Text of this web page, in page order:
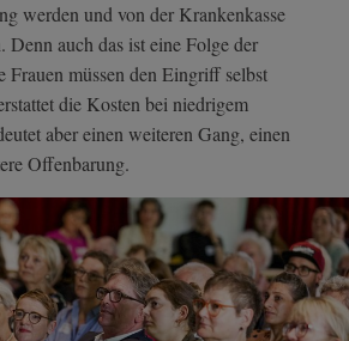
werden und von der Krankenkasse
Denn auch das ist eine Folge der
müssen den Eingriff selbst
die Kosten bei niedrigem
aber einen weiteren Gang, einen
Offenbarung.